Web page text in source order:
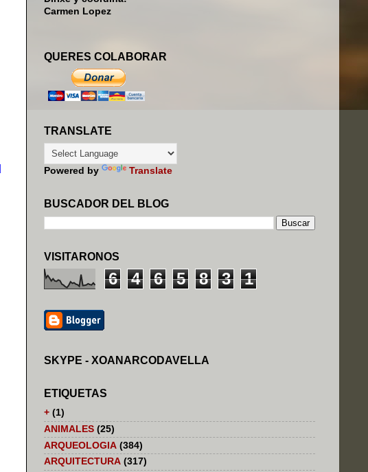
Carmen Lopez
QUERES COLABORAR
TRANSLATE
Powered by Translate
BUSCADOR DEL BLOG
VISITARONOS
6 4 6 5 8 3 1
SKYPE - XOANARCODAVELLA
ETIQUETAS
+ (1)
ANIMALES (25)
ARQUEOLOGIA (384)
ARQUITECTURA (317)